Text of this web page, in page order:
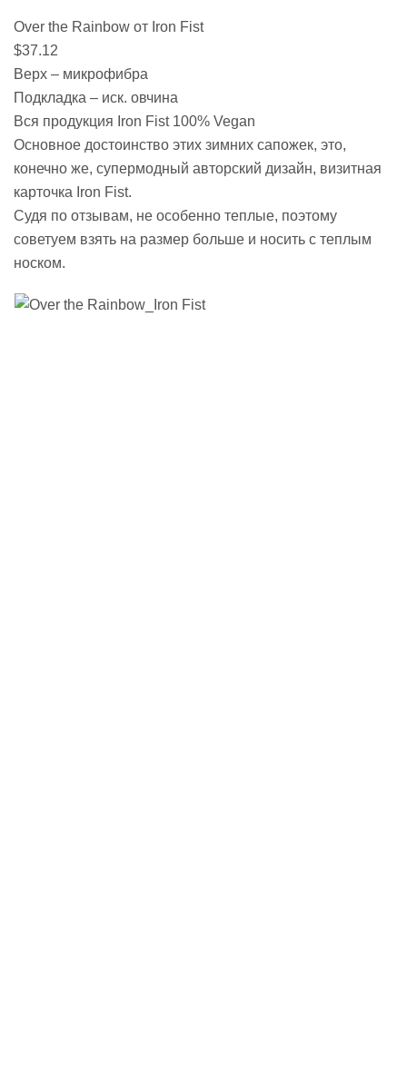
Over the Rainbow от Iron Fist
$37.12
Верх – микрофибра
Подкладка – иск. овчина
Вся продукция Iron Fist 100% Vegan
Основное достоинство этих зимних сапожек, это,
конечно же, супермодный авторский дизайн, визитная
карточка Iron Fist.
Судя по отзывам, не особенно теплые, поэтому
советуем взять на размер больше и носить с теплым
носком.